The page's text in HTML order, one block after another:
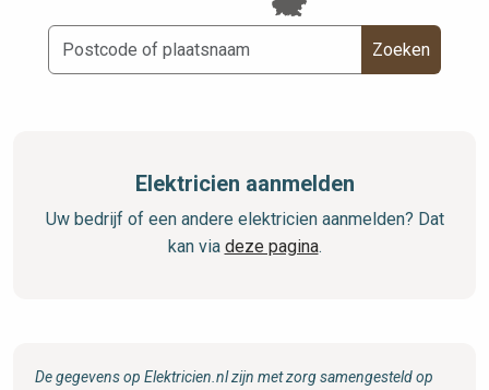
Zoeken
Elektricien aanmelden
Uw bedrijf of een andere elektricien aanmelden? Dat
kan via deze pagina.
De gegevens op Elektricien.nl zijn met zorg samengesteld op